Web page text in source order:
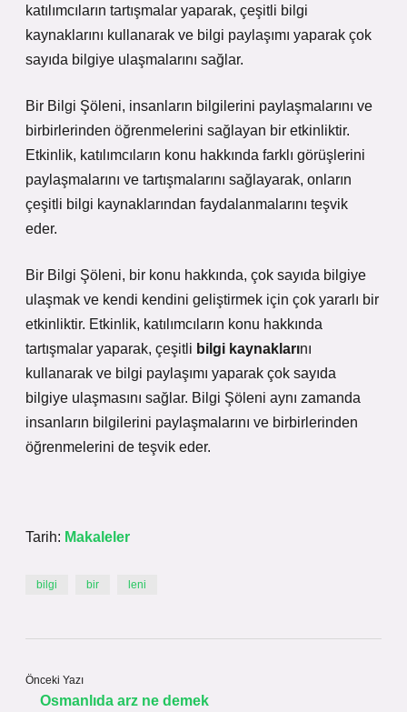
katılımcıların tartışmalar yaparak, çeşitli bilgi
kaynaklarını kullanarak ve bilgi paylaşımı yaparak çok
sayıda bilgiye ulaşmalarını sağlar.
Bir Bilgi Şöleni, insanların bilgilerini paylaşmalarını ve
birbirlerinden öğrenmelerini sağlayan bir etkinliktir.
Etkinlik, katılımcıların konu hakkında farklı görüşlerini
paylaşmalarını ve tartışmalarını sağlayarak, onların
çeşitli bilgi kaynaklarından faydalanmalarını teşvik
eder.
Bir Bilgi Şöleni, bir konu hakkında, çok sayıda bilgiye
ulaşmak ve kendi kendini geliştirmek için çok yararlı bir
etkinliktir. Etkinlik, katılımcıların konu hakkında
tartışmalar yaparak, çeşitli bilgi kaynaklarını
kullanarak ve bilgi paylaşımı yaparak çok sayıda
bilgiye ulaşmasını sağlar. Bilgi Şöleni aynı zamanda
insanların bilgilerini paylaşmalarını ve birbirlerinden
öğrenmelerini de teşvik eder.
Tarih: Makaleler
bilgi bir leni
Önceki Yazı
Osmanlıda arz ne demek